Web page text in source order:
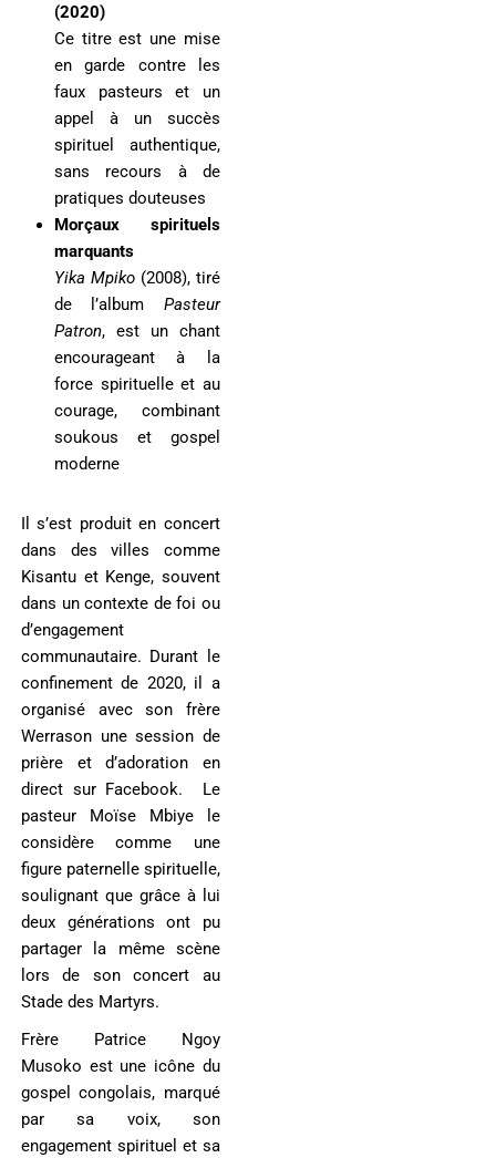
(2020)
Ce titre est une mise
en garde contre les
faux pasteurs et un
appel à un succès
spirituel authentique,
sans recours à de
pratiques douteuses
Morçaux spirituels
marquants
Yika Mpiko(2008), tiré
de l’album Pasteur
Patron, est un chant
encourageant à la
force spirituelle et au
courage, combinant
soukous et gospel
moderne
Il s’est produit en concert
dans des villes comme
Kisantu et Kenge, souvent
dans un contexte de foi ou
d’engagement
communautaire. Durant le
confinement de 2020, il a
organisé avec son frère
Werrason une session de
prière et d’adoration en
direct sur Facebook. Le
pasteur Moïse Mbiye le
considère comme une
figure paternelle spirituelle,
soulignant que grâce à lui
deux générations ont pu
partager la même scène
lors de son concert au
Stade des Martyrs.
Frère Patrice Ngoy
Musoko est une icône du
gospel congolais, marqué
par sa voix, son
engagement spirituel et sa